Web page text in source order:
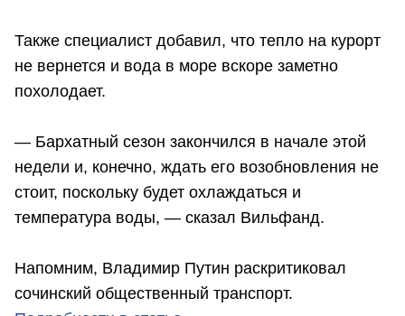
Также специалист добавил, что тепло на курорт
не вернется и вода в море вскоре заметно
похолодает.
— Бархатный сезон закончился в начале этой
недели и, конечно, ждать его возобновления не
стоит, поскольку будет охлаждаться и
температура воды, — сказал Вильфанд.
Напомним, Владимир Путин раскритиковал
сочинский общественный транспорт.